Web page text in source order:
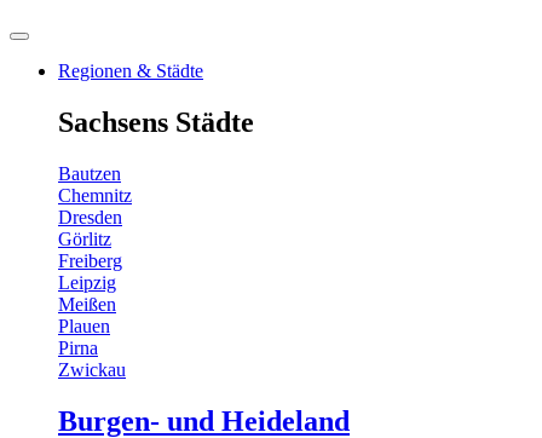
Regionen & Städte
Sachsens Städte
Bautzen
Chemnitz
Dresden
Görlitz
Freiberg
Leipzig
Meißen
Plauen
Pirna
Zwickau
Burgen- und Heideland